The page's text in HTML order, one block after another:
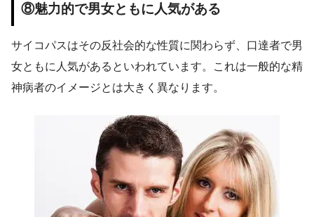
⑧魅力的で男女ともに人気がある
サイコパスはその反社会的な性質に関わらず、口達者で男
女ともに人気があるといわれています。これは一般的な精
神病者のイメージとは大きく異なります。